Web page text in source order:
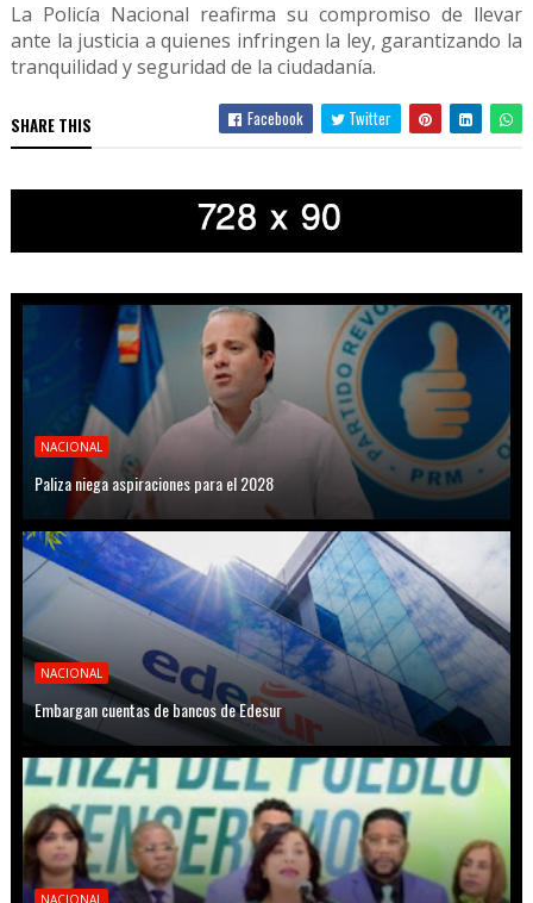
La Policía Nacional reafirma su compromiso de llevar
ante la justicia a quienes infringen la ley, garantizando la
tranquilidad y seguridad de la ciudadanía.
SHARE THIS Facebook Twitter
NACIONAL
Paliza niega aspiraciones para el 2028
NACIONAL
Embargan cuentas de bancos de Edesur
NACIONAL